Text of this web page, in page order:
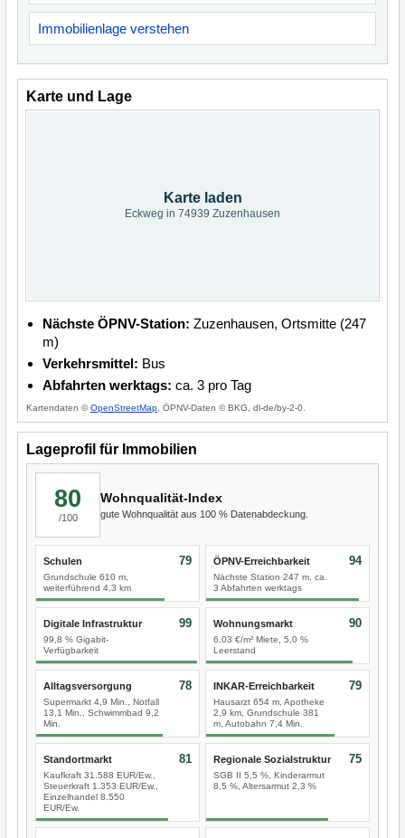
Immobilienlage verstehen
Karte und Lage
Karte laden
Eckweg in 74939 Zuzenhausen
Nächste ÖPNV-Station: Zuzenhausen, Ortsmitte (247
m)
Verkehrsmittel: Bus
Abfahrten werktags: ca. 3 pro Tag
Kartendaten ©OpenStreetMap , ÖPNV-Daten © BKG, dl-de/by-2-0.
Lageprofil für Immobilien
80
/100
Wohnqualität-Index
gute Wohnqualität aus 100 % Datenabdeckung.
Schulen
Grundschule 610 m,
weiterführend 4,3 km
79 ÖPNV-Erreichbarkeit
Nächste Station 247 m, ca.
3 Abfahrten werktags
94
Digitale Infrastruktur
99,8 % Gigabit-
Verfügbarkeit
99 Wohnungsmarkt
6,03 €/m² Miete, 5,0 %
Leerstand
90
Alltagsversorgung
Supermarkt 4,9 Min., Notfall
13,1 Min., Schwimmbad 9,2
Min.
78 INKAR-Erreichbarkeit
Hausarzt 654 m, Apotheke
2,9 km, Grundschule 381
m, Autobahn 7,4 Min.
79
Standortmarkt
Kaufkraft 31.588 EUR/Ew.,
Steuerkraft 1.353 EUR/Ew.,
Einzelhandel 8.550
EUR/Ew.
81 Regionale Sozialstruktur
SGB II 5,5 %, Kinderarmut
8,5 %, Altersarmut 2,3 %
75